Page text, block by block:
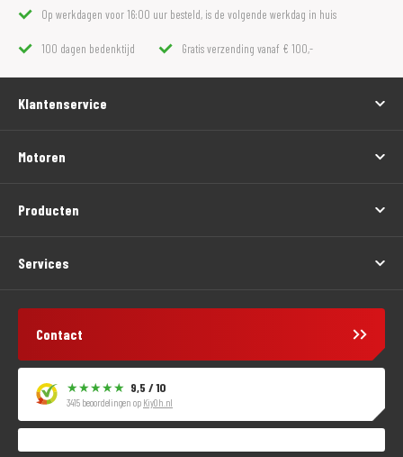
Op werkdagen voor 16:00 uur besteld, is de volgende werkdag in huis
100 dagen bedenktijd Gratis verzending vanaf € 100,-
Klantenservice
Motoren
Producten
Services
Contact
9,5 / 10
3415 beoordelingen op KiyOh.nl